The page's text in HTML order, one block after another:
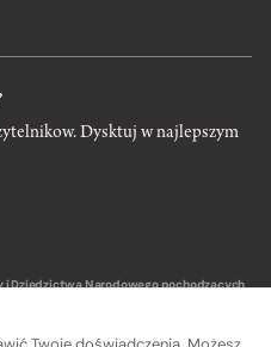
Dysktuj w najlepszym
i Dziedzictwa Narodowego pochodzących